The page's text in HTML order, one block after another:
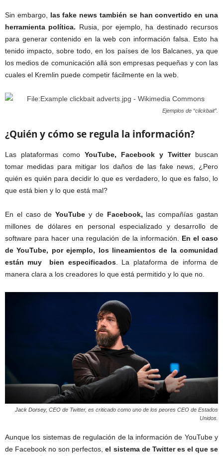
Sin embargo,
las fake news también se han convertido en una
herramienta política. Rusia, por ejemplo, ha destinado recursos
para generar contenido en la web con información falsa. Esto ha
tenido impacto, sobre todo, en los países de los Balcanes, ya que
los medios de comunicación allá son empresas pequeñas y con las
cuales el Kremlin puede competir fácilmente en la web.
Ejemplos de “clickbait”.
¿Quién y cómo se regula la información?
Las plataformas como YouTube, Facebook y Twitterbuscan
tomar medidas para mitigar los daños de las fake news, ¿Pero
quién es quién para decidir lo que es verdadero, lo que es falso, lo
que está bien y lo que está mal?
En el caso deYouTube y de Facebook, las compañías gastan
millones de dólares en personal especializado y desarrollo de
software para hacer una regulación de la información.
En el caso
de YouTube, por ejemplo, los lineamientos de la comunidad
están muy bien especificados. La plataforma de informa de
manera clara a los creadores lo que está permitido y lo que no.
Jack Dorsey, CEO de Twitter, es criticado como uno de los peores CEO de Estados
Unidos.
Aunque los sistemas de regulación de la información de YouTube y
de Facebook no son perfectos,el sistema de Twitter es el que se